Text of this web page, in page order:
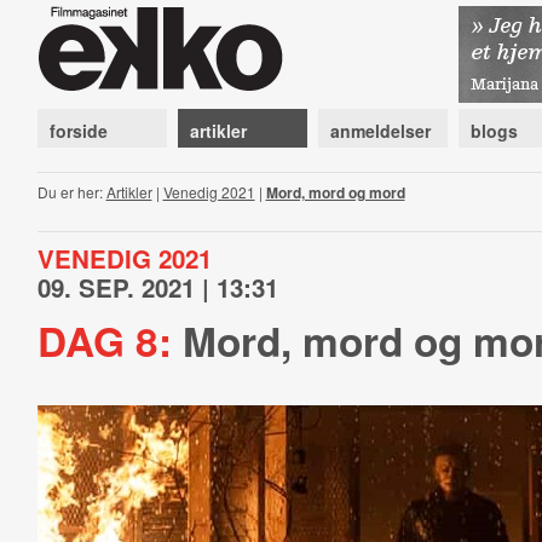
forside artikler anmeldelser blogs
Du er her:Artikler| Venedig 2021 | Mord, mord og mord
VENEDIG 2021
09. SEP. 2021 | 13:31
DAG 8: Mord, mord og